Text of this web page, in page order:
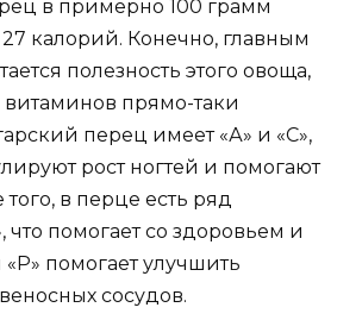
в примерно 100 грамм
калорий. Конечно, главным
полезность этого овоща,
витаминов прямо-таки
перец имеет «А» и «С»,
рост ногтей и помогают
в перце есть ряд
что помогает со здоровьем и
помогает улучшить
сосудов.